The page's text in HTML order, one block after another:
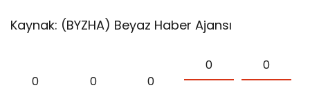
Kaynak: (BYZHA) Beyaz Haber Ajansı
0 0 0
0 0